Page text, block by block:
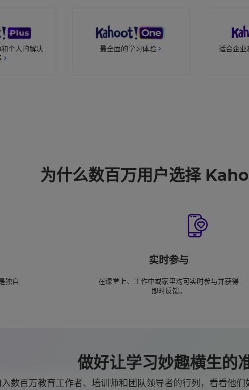
个人的解决
最全面的学习体验
适合企业
为什么数百万用户选择
独自
实时参与
在课堂上、工作中或家里均可实时参与并获得
即时反馈。
做好让学习妙趣横生的
数百万教育工作者、培训师和团队领导者的行列，看看他